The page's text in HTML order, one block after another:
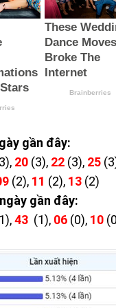
gần đây:
20 (3), 22 (3), 25
(2), 11 (2), 13 (2)
gần đây:
43 (1), 06 (0), 10